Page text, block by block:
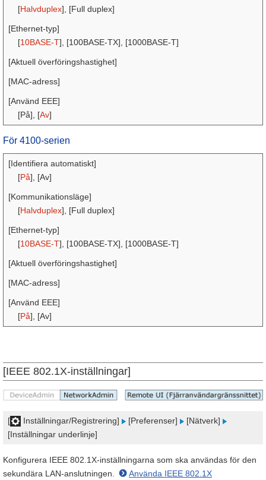
[Halvduplex], [Full duplex]
[Ethernet-typ]
[10BASE-T], [100BASE-TX], [1000BASE-T]
[Aktuell överföringshastighet]
[MAC-adress]
[Använd EEE]
[På], [Av]
För 4100-serien
[Identifiera automatiskt]
[På], [Av]
[Kommunikationsläge]
[Halvduplex], [Full duplex]
[Ethernet-typ]
[10BASE-T], [100BASE-TX], [1000BASE-T]
[Aktuell överföringshastighet]
[MAC-adress]
[Använd EEE]
[På], [Av]
[IEEE 802.1X-inställningar]
[ Inställningar/Registrering] [Preferenser]
[Nätverk]
[Inställningar underlinje]
Konfigurera IEEE 802.1X-inställningarna som ska användas för den
sekundära LAN-anslutningen.
Använda IEEE 802.1X